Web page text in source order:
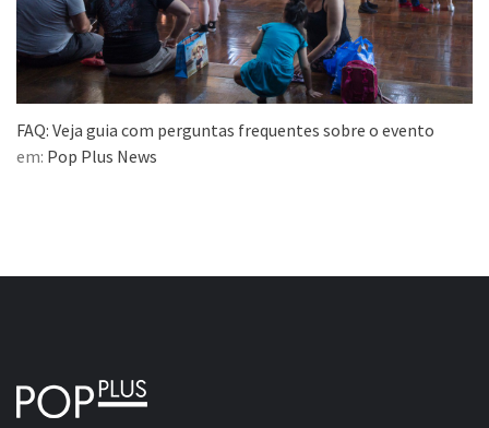
FAQ: Veja guia com perguntas frequentes sobre o evento
em: Pop Plus News